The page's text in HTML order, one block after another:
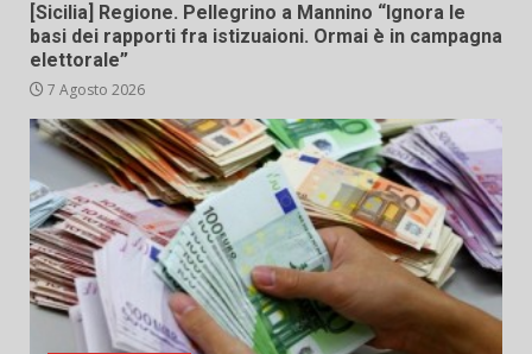
[Sicilia] Regione. Pellegrino a Mannino “Ignora le
basi dei rapporti fra istizuaioni. Ormai è in campagna
elettorale”
7 Agosto 2026